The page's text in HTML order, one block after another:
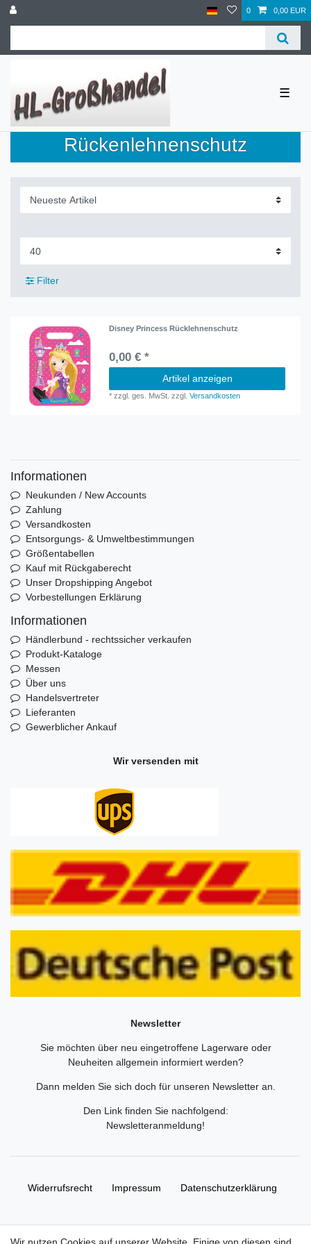
0 0,00 EUR
☰
Rückenlehnenschutz
Filter
Disney Princess Rücklehnenschutz
0,00 € *
Artikel anzeigen
*zzgl. ges. MwSt. zzgl.Versandkosten
Informationen
Neukunden / New Accounts
Zahlung
Versandkosten
Entsorgungs- & Umweltbestimmungen
Größentabellen
Kauf mit Rückgaberecht
Unser Dropshipping Angebot
Vorbestellungen Erklärung
Informationen
Händlerbund - rechtssicher verkaufen
Produkt-Kataloge
Messen
Über uns
Handelsvertreter
Lieferanten
Gewerblicher Ankauf
Wir versenden mit
Newsletter
Sie möchten über neu eingetroffene Lagerware oder
Neuheiten allgemein informiert werden?
Dann melden Sie sich doch für unseren Newsletter an.
Den Link finden Sie nachfolgend:
Newsletteranmeldung!
Widerrufs­recht Impressum Daten­schutz­erklärung